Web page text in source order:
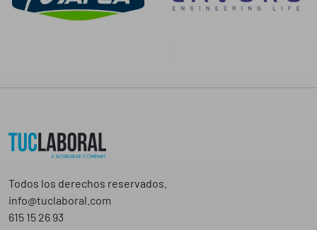
Todos los derechos reservados.
info@tuclaboral.com
615 15 26 93